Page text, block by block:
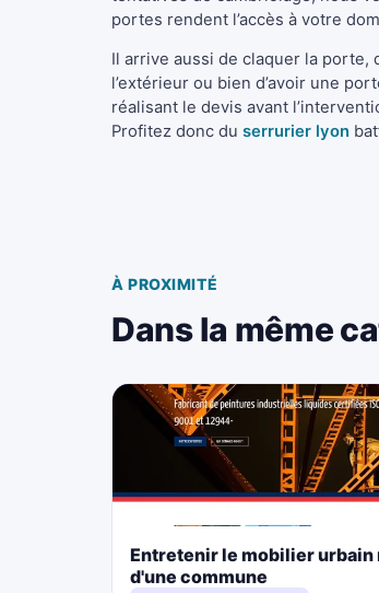
portes rendent l’accès à votre
Il arrive aussi de claquer la porte,
l’extérieur ou bien d’avoir une
réalisant le devis avant
Profitez donc du serrurier lyon
À PROXIMITÉ
Dans la même
Entretenir le mobilier urbain
d'une commune